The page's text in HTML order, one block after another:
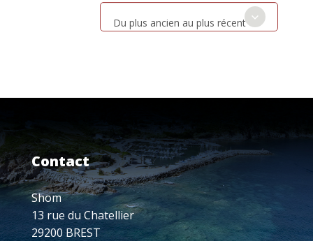
Du plus ancien au plus récent
Contact
Shom
13 rue du Chatellier
29200 BREST